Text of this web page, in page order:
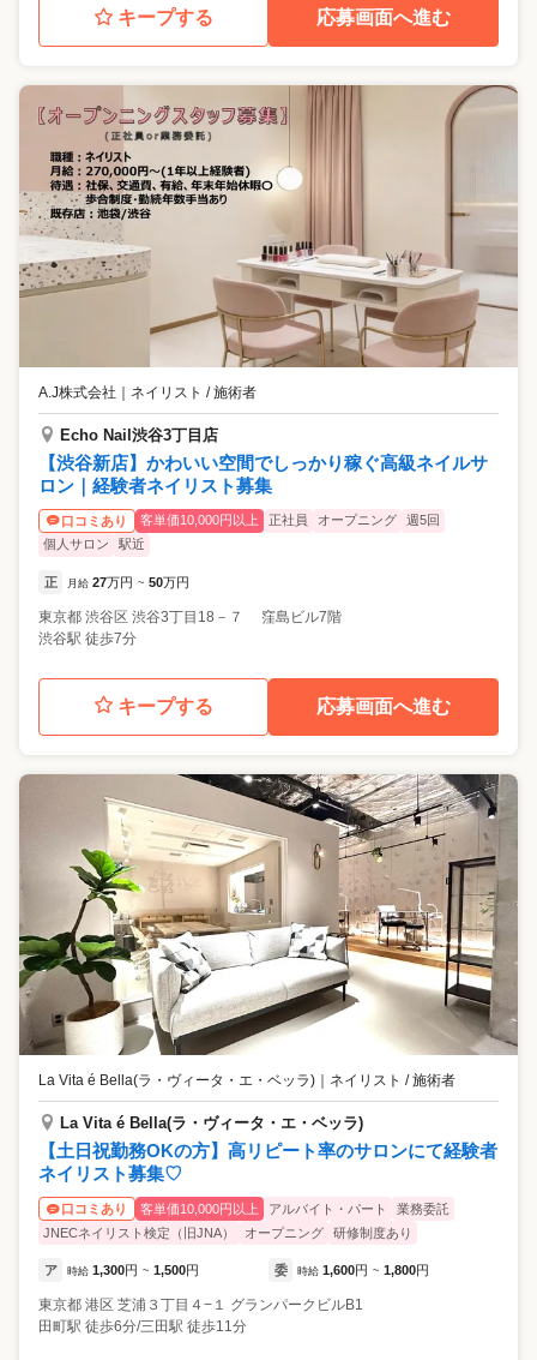
キープする 応募画面へ進む
A.J株式会社 ｜ ネイリスト / 施術者
Echo Nail渋谷3丁目店
【渋谷新店】かわいい空間でしっかり稼ぐ高級ネイルサ
ロン｜経験者ネイリスト募集
口コミあり 客単価10,000円以上 正社員 オープニング
週5回
個人サロン
駅近
正 月給 27万円 ~ 50万円
東京都 渋谷区 渋谷3丁目18－７ 窪島ビル7階
渋谷駅 徒歩7分
キープする 応募画面へ進む
La Vita é Bella(ラ・ヴィータ・エ・ベッラ) ネイリスト / 施術者
La Vita é Bella(ラ・ヴィータ・エ・ベッラ)
【土日祝勤務OKの方】高リピート率のサロンにて経験者
ネイリスト募集♡
口コミあり 客単価10,000円以上 アルバイト・パート
業務委託
JNECネイリスト検定（旧JNA）
オープニング 研修制度あり
ア 時給 1,300円 ~ 1,500円 委 時給 1,600円 ~ 1,800円
東京都 港区 芝浦３丁目４−１ グランパークビルB1
田町駅 徒歩6分/三田駅 徒歩11分